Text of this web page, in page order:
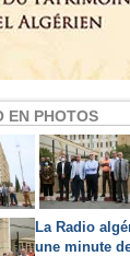
EN PHOTOS
La Radio
une minute